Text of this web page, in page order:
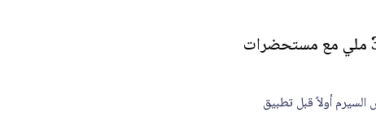
هل يمكن استخدام سيرافي سيرم مرطب بالهاليورونيك اسيد لجميع انواع البشرة 30 ملي مع مستحضرات
السيرم أولاً قبل تطبيق